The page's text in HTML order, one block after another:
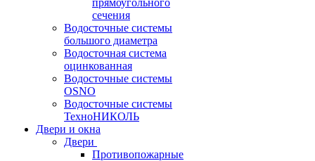
прямоугольного
сечения
Водосточные системы
большого диаметра
Водосточная система
оцинкованная
Водосточные системы
OSNO
Водосточные системы
ТехноНИКОЛЬ
Двери и окна
Двери
Противопожарные